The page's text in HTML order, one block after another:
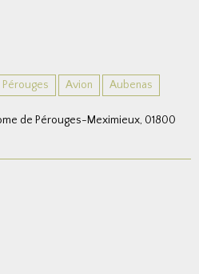
Pérouges Avion Aubenas
de Pérouges-Meximieux, 01800